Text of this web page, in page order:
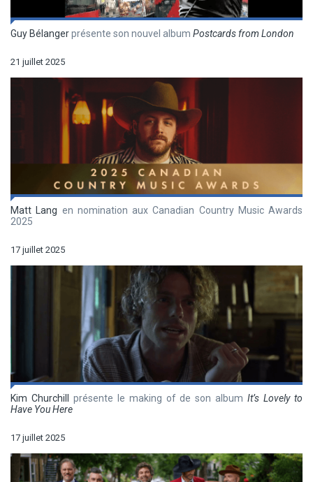
Guy Bélangerprésente son nouvel album Postcards from London
21 juillet 2025
Matt Lang en nomination aux Canadian Country Music Awards
2025
17 juillet 2025
Kim Churchill présente le making of de son albumIt’s Lovely to
Have You Here
17 juillet 2025